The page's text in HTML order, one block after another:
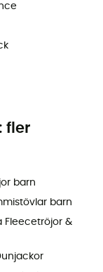
fler
barn
barn
Fleecetröjor &